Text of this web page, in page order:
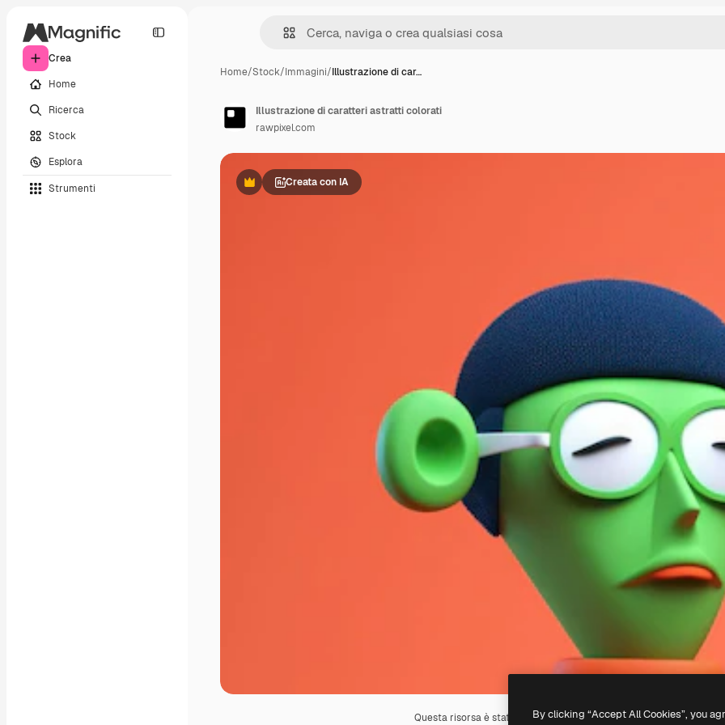
Crea
Home
Ricerca
Stock
Esplora
Strumenti
Home/Stock/Immagini/Illustrazione di car…
PremiumCreata con IA
Questa risorsa è stata generata con l' IA. Creane una tua
Illustrazione di caratteri astratti colorati
rawpixel.com
By clicking “Accept All Cookies”, you